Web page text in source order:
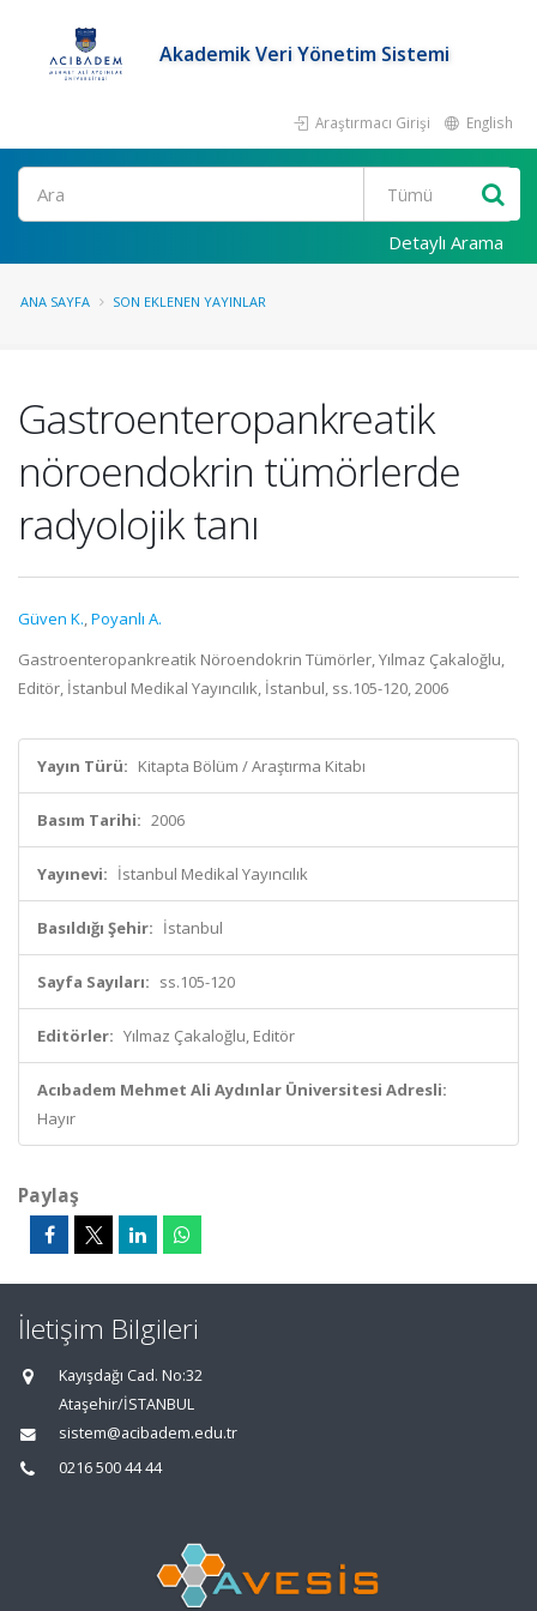
Akademik Veri Yönetim Sistemi
Araştırmacı Girişi English
Ara
Detaylı Arama
ANA SAYFA SON EKLENEN YAYINLAR
Gastroenteropankreatik
nöroendokrin tümörlerde
radyolojik tanı
Güven K.,Poyanlı A.
Gastroenteropankreatik Nöroendokrin Tümörler, Yılmaz Çakaloğlu,
Editör, İstanbul Medikal Yayıncılık, İstanbul, ss.105-120, 2006
Yayın Türü: Kitapta Bölüm / Araştırma Kitabı
Basım Tarihi: 2006
Yayınevi: İstanbul Medikal Yayıncılık
Basıldığı Şehir: İstanbul
Sayfa Sayıları: ss.105-120
Editörler: Yılmaz Çakaloğlu, Editör
Acıbadem Mehmet Ali Aydınlar Üniversitesi Adresli:
Hayır
Paylaş
İletişim Bilgileri
Kayışdağı Cad. No:32
Ataşehir/İSTANBUL
sistem@acibadem.edu.tr
0216 500 44 44